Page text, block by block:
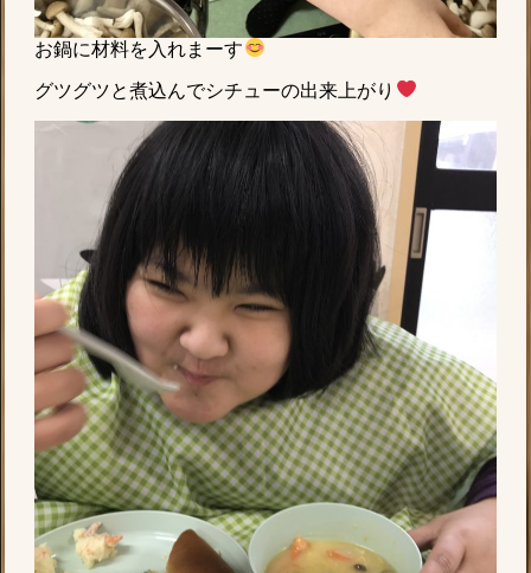
お鍋に材料を入れまーす
グツグツと煮込んでシチューの出来上がり